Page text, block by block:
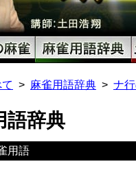
麻雀用語辞典 ナ
語辞典
用語